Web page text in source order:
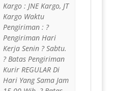
Kargo : JNE Kargo, JT
Kargo Waktu
Pengiriman : ?
Pengiriman Hari
Kerja Senin ? Sabtu.
? Batas Pengiriman
Kurir REGULAR Di
Hari Yang Sama Jam